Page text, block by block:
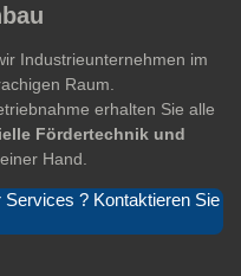
Industrieunternehmen im
Raum.
erhalten Sie alle
Fördertechnik und
Hand.
? Kontaktieren Sie